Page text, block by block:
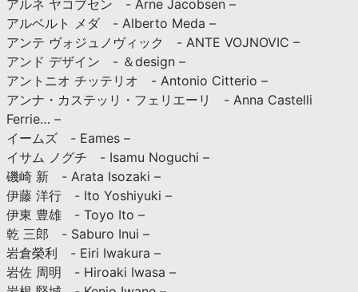
アルネ ヤコブセン - Arne Jacobsen –
アルベルト メダ - Alberto Meda –
アンテ ヴォジュノヴィック - ANTE VOJNOVIC –
アンド デザイン - ＆design –
アントニオ チッテリオ - Antonio Citterio –
アンナ・カステッリ・フェリエーリ - Anna Castelli
Ferrie… –
イームズ - Eames –
イサム ノグチ - Isamu Noguchi –
磯崎 新 - Arata Isozaki –
伊藤 洋行 - Ito Yoshiyuki –
伊東 豊雄 - Toyo Ito –
乾 三郎 - Saburo Inui –
岩倉榮利 - Eiri Iwakura –
岩佐 周明 - Hiroaki Iwasa –